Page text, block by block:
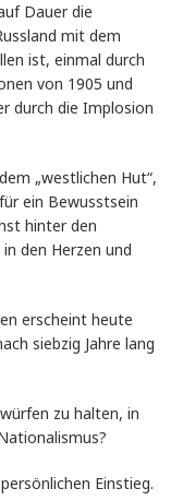
Dauer die
mit dem
ist, einmal durch
von 1905 und
durch die Implosion
„westlichen Hut“,
ein Bewusstsein
hinter den
den Herzen und
erscheint heute
siebzig Jahre lang
zu halten, in
Einstieg.